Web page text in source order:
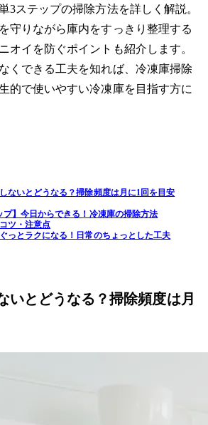
3ステップの掃除方法を詳しく解説。
守りながら庫内をすっきり整理する
オイを防ぐポイントも紹介します。
くできる工夫を知れば、冷凍庫掃除
的で使いやすい冷凍庫を目指す方に
ないとどうなる？掃除頻度は月に1回を目安
プ】今日からできる！冷凍庫の掃除方法
ツ・注意点
っとラクになる！日常のちょっとした工夫
いとどうなる？掃除頻度は月